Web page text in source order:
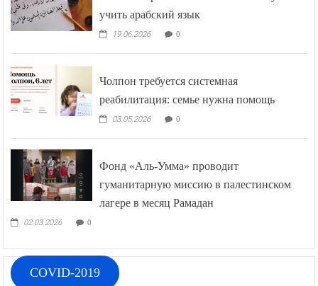
учить арабский язык
19.06.2026 0
Чолпон требуется системная
реабилитация: семье нужна помощь
03.05.2026 0
Фонд «Аль-Умма» проводит
гуманитарную миссию в палестинском
лагере в месяц Рамадан
02.03.2026 0
COVID-2019